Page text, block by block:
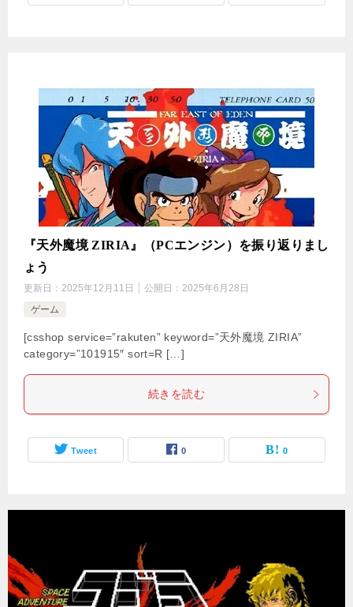
『天外魔境 ZIRIA』（PCエンジン）を振り返りまし
ょう
更新日： 2025年12月11日 公開日： 2025年6月28日
ゲーム
[csshop service=”rakuten” keyword=”天外魔境 ZIRIA”
category=”101915″ sort=R […]
続きを読む
Tweet 0 0